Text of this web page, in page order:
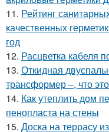
11. Рейтинг
качественных
год
12. Расцветка кабеля
13. Откидная
трансформер –, что
14. Как утеплить дом
пенопласта на стены
15. Доска на террасу